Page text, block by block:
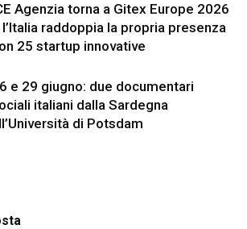
Agenzia torna a Gitex Europe 2026
l’Italia raddoppia la propria presenza
25 startup innovative
e 29 giugno: due documentari
italiani dalla Sardegna
di Potsdam